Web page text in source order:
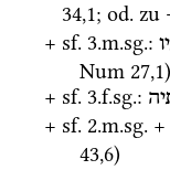
34,1; od. zu
+ sf. 3.m.sg.:
Num 27,1)
+ sf. 3.f.sg.:
+ sf. 2.m.sg. +
43,6)